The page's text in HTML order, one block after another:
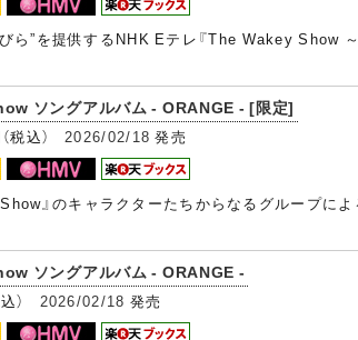
ら”を提供するNHK Eテレ『The Wakey Show
ソングアルバム - ORANGE - [限定]
税込）2026/02/18 発売
』のキャラクターたちからなるグループに
ソングアルバム - ORANGE -
） 2026/02/18 発売